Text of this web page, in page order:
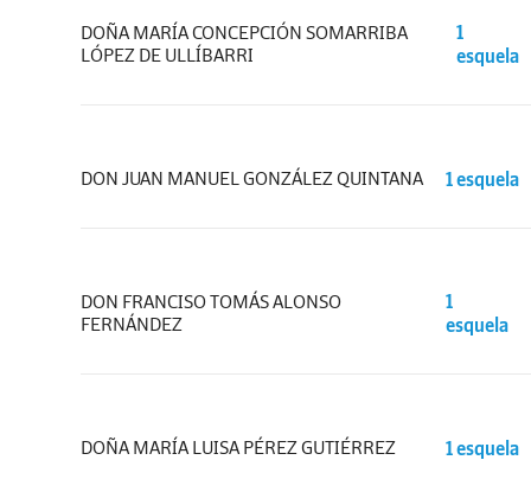
DOÑA MARÍA CONCEPCIÓN SOMARRIBA
LÓPEZ DE ULLÍBARRI
1
esquela
DON JUAN MANUEL GONZÁLEZ QUINTANA 1 esquela
DON FRANCISO TOMÁS ALONSO
FERNÁNDEZ
1
esquela
DOÑA MARÍA LUISA PÉREZ GUTIÉRREZ 1 esquela